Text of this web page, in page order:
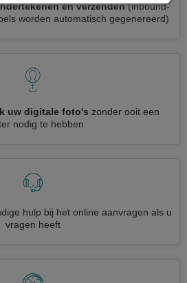
en verzenden (inbound-
worden automatisch gegenereerd)
uw digitale foto's zonder ooit een
nodig te hebben
hulp bij het online aanvragen als u
vragen heeft